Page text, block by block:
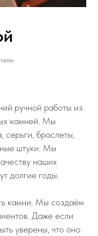
ручной работы из
камней. Мы
браслеты,
штуки. Мы
наших
долгие годы.
камни. Мы создаём
Даже если
уверены, что оно